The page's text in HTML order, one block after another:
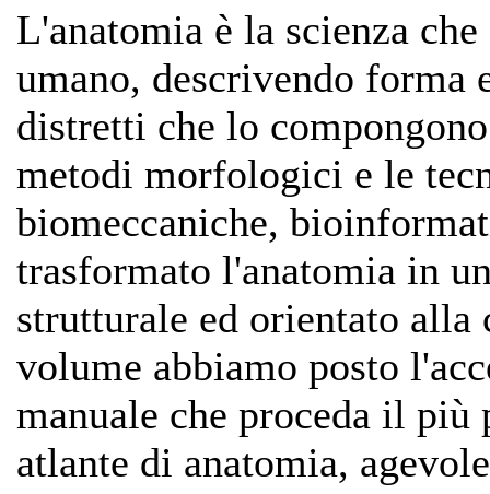
L'anatomia è la scienza
umano, descrivendo forma
distretti che lo
metodi morfologici e le
biomeccaniche,
trasformato l'anatomia in
strutturale ed orientato
volume abbiamo posto
manuale che proceda il più
atlante di anatomia,